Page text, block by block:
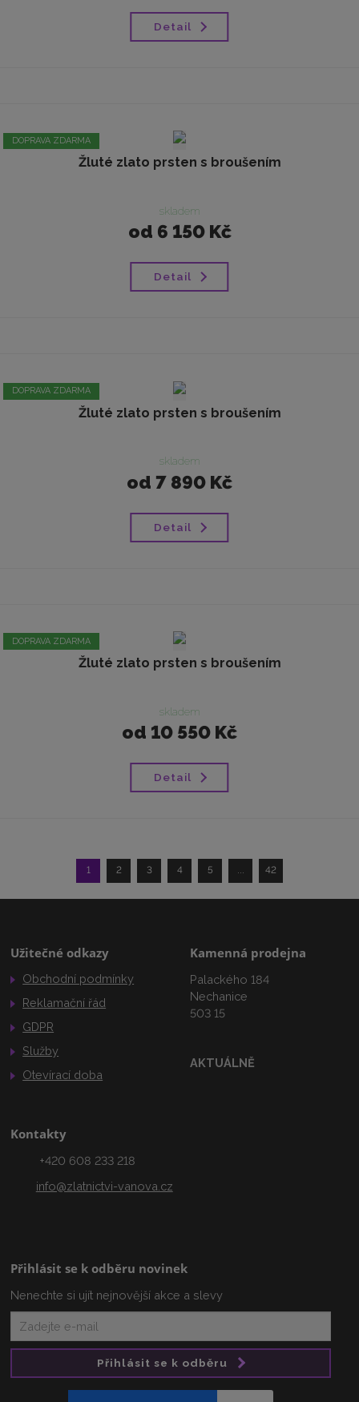
Detail
DOPRAVA ZDARMA
Žluté zlato prsten s broušením
skladem
od 6 150 Kč
Detail
DOPRAVA ZDARMA
Žluté zlato prsten s broušením
skladem
od 7 890 Kč
Detail
DOPRAVA ZDARMA
Žluté zlato prsten s broušením
skladem
od 10 550 Kč
Detail
1 2 3 4 5 42
Užitečné odkazy
Obchodní podmínky
Reklamační řád
GDPR
Služby
Otevírací doba
Kamenná prodejna
Palackého 184
Nechanice
503 15
AKTUÁLNĚ
Kontakty
+420 608 233 218
info@zlatnictvi-vanova.cz
Přihlásit se k odběru novinek
Nenechte si ujít nejnovější akce a slevy
Přihlásit se k odběru